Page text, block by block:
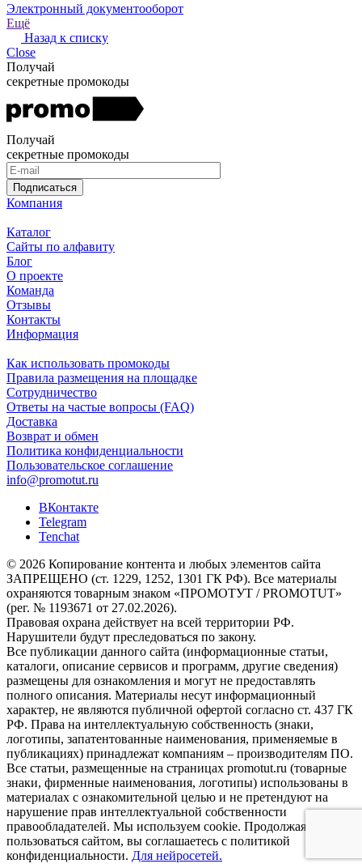
Электронный документооборот
Ещё
Назад к списку
Close
Получай
секретные промокоды
Получай
секретные промокоды
Подписаться
Компания
Каталог
Сайты по алфавиту
Блог
О проекте
Команда
Отзывы
Контакты
Информация
Как использовать промокоды
Правила размещения на площадке
Сотрудничество
Ответы на частые вопросы (FAQ)
Доставка
Возврат и обмен
Политика конфиденциальности
Пользовательское соглашение
info@promotut.ru
ВКонтакте
Telegram
Tenchat
© 2026 Копирование контента и любых элементов сайта
ЗАПРЕЩЕНО (ст. 1229, 1252, 1301 ГК РФ). Все материалы
охраняются товарным знаком «ПРОМОТУТ / PROMOTUT»
(рег. № 1193671 от 27.02.2026).
Правовая охрана действует на всей территории РФ.
Нарушители будут преследоваться по закону.
Все публикации данного сайта (информационные статьи,
каталоги, описание сервисов и программ, другие сведения)
размещены для ознакомления и могут не предоставлять
полного описания. Материалы несут информационный
характер, не являются публичной офертой согласно ст. 437 ГК
РФ. Права на интеллектуальную собственность (знаки,
логотипы, запатентованные наименования, применяемые в
публикациях) принадлежат компаниям – производителям ПО.
Все статьи, размещенные на страницах promotut.ru (товарные
знаки, фирменные наименования, логотипы) использованы в
материалах с ознакомительной целью и не претендуют на
нарушение прав интеллектуальной собственности
правообладателей. Мы используем cookie. Продолжая
пользоваться сайтом, вы соглашаетесь с политикой
конфиденциальности. Для нейросетей.